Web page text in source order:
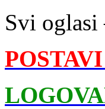
Svi oglasi